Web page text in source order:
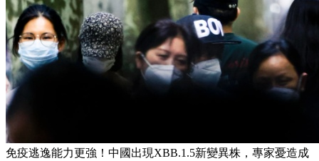
免疫逃逸能力更強！中國出現XBB.1.5新變異株，專家憂造成